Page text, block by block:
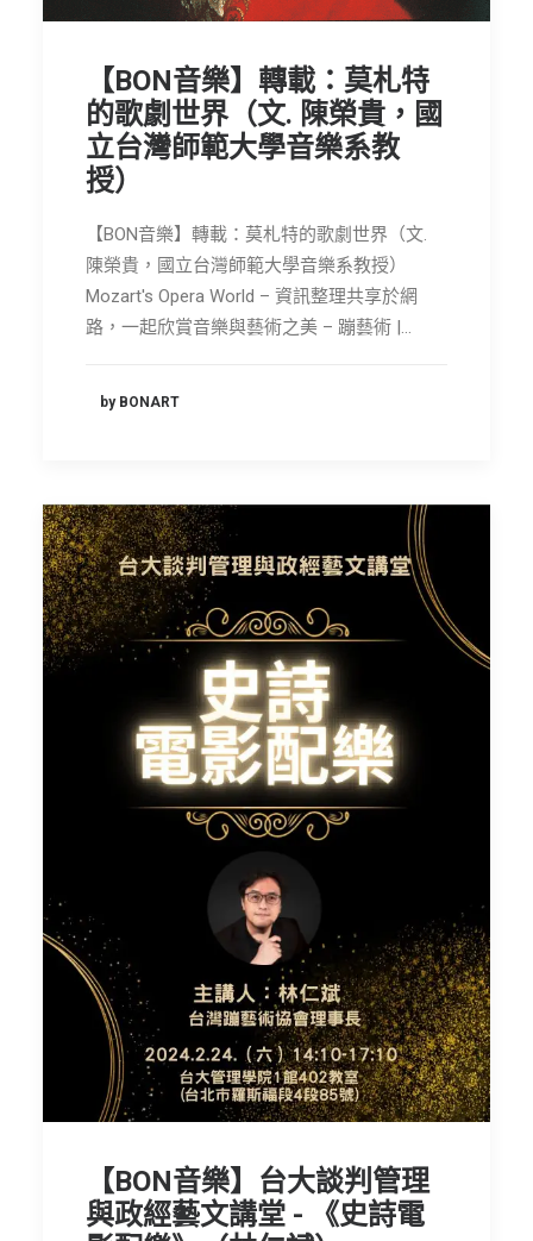
【BON音樂】轉載：莫札特
的歌劇世界（文. 陳榮貴，國
立台灣師範大學音樂系教
授）
【BON音樂】轉載：莫札特的歌劇世界（文.
陳榮貴，國立台灣師範大學音樂系教授）
Mozart's Opera World – 資訊整理共享於網
路，一起欣賞音樂與藝術之美 – 蹦藝術 |…
by BONART
【BON音樂】台大談判管理
與政經藝文講堂 - 《史詩電